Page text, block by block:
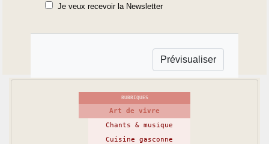
Je veux recevoir la Newsletter
RUBRIQUES
Art de vivre
Chants & musique
Cuisine gasconne